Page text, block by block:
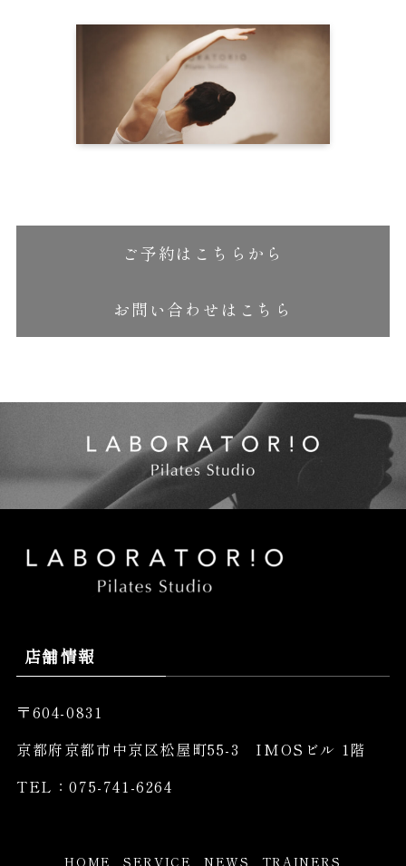
ご予約はこちらから
お問い合わせはこちら
店舗情報
〒604-0831
京都府京都市中京区松屋町55-3 IMOSビル 1階
TEL：075-741-6264
HOME SERVICE NEWS TRAINERS